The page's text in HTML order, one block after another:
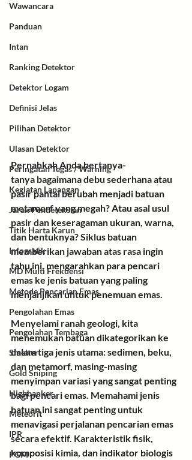
Wawancara
Panduan
Intan
Ranking Detektor
Detektor Logam
Definisi Jelas
Pilihan Detektor
Ulasan Detektor
Peringatan Tegas / Warning
Kegiatan Lapangan
Jarak Pendeteksian
Titik Harta Karun
Infografik
MD Multi Frekuensi
Metode Pencarian Emas
Pengolahan Emas
Pengolahan Tembaga
Smelter
Gold Sniping
Highbanker
Meteorit
IPR
PGM
Pernahkah Anda bertanya-
tanya bagaimana debu sederhana atau
pasir pantai berubah menjadi batuan
metamorf yang megah? Atau asal usul
pasir dan keseragaman ukuran, warna,
dan bentuknya? Siklus batuan
memberikan jawaban atas rasa ingin
tahu ini, mengarahkan para pencari
emas ke jenis batuan yang paling
menjanjikan untuk penemuan emas.
Menyelami ranah geologi, kita
menemukan batuan dikategorikan ke
dalam tiga jenis utama: sedimen, beku,
dan metamorf, masing-masing
menyimpan variasi yang sangat penting
bagi pencari emas. Memahami jenis
batuan ini sangat penting untuk
menavigasi perjalanan pencarian emas
secara efektif. Karakteristik fisik,
komposisi kimia, dan indikator biologis